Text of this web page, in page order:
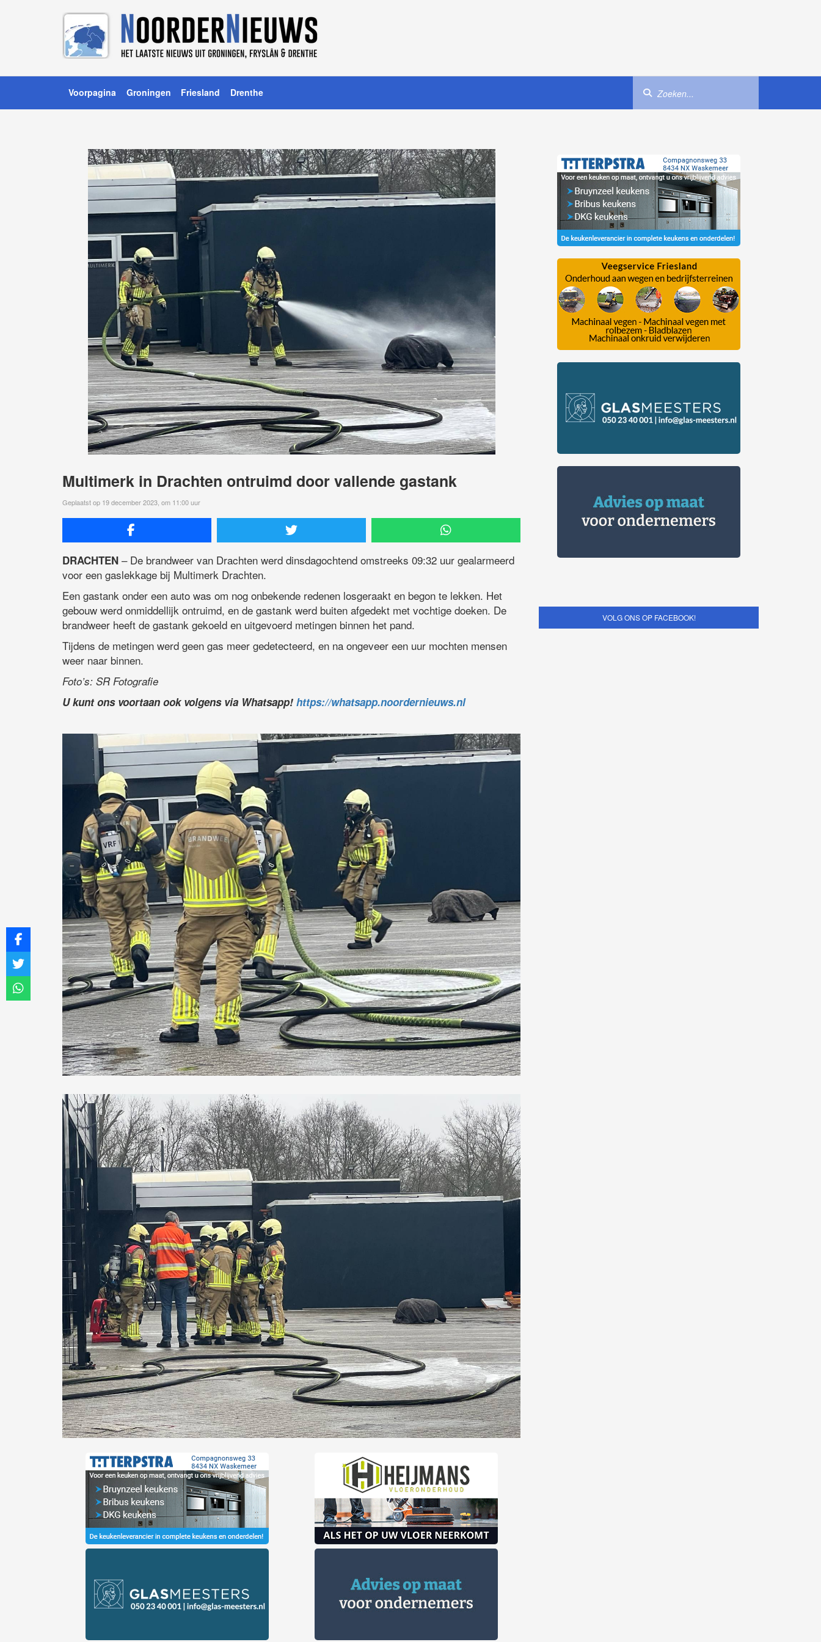
Voorpagina Groningen Friesland Drenthe
Multimerk in Drachten ontruimd door vallende gastank
Geplaatst op 19 december 2023, om 11:00 uur
DRACHTEN – De brandweer van Drachten werd dinsdagochtend omstreeks 09:32 uur gealarmeerd
voor een gaslekkage bij Multimerk Drachten.
Een gastank onder een auto was om nog onbekende redenen losgeraakt en begon te lekken. Het
gebouw werd onmiddellijk ontruimd, en de gastank werd buiten afgedekt met vochtige doeken. De
brandweer heeft de gastank gekoeld en uitgevoerd metingen binnen het pand.
Tijdens de metingen werd geen gas meer gedetecteerd, en na ongeveer een uur mochten mensen
weer naar binnen.
Foto’s: SR Fotografie
U kunt ons voortaan ook volgens via Whatsapp! https://whatsapp.noordernieuws.nl
VOLG ONS OP FACEBOOK!